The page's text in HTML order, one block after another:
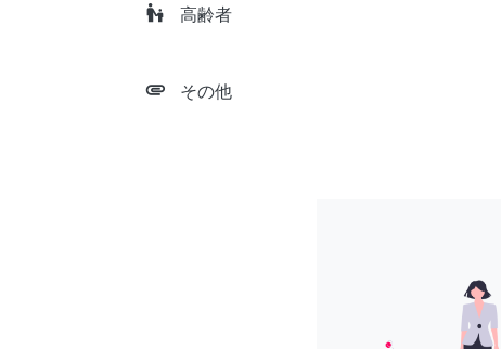
escalator_warning 高齢者
attachment その他